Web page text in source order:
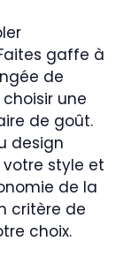
gaffe à
de
une
de goût.
design
votre style et
de la
critère de
choix.